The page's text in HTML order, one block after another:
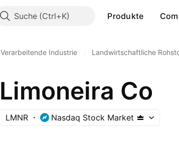
Suche Produkte
Verarbeitende Industrie Landwirtschaftliche
Limoneira Co
LMNR Nasdaq Stock Market